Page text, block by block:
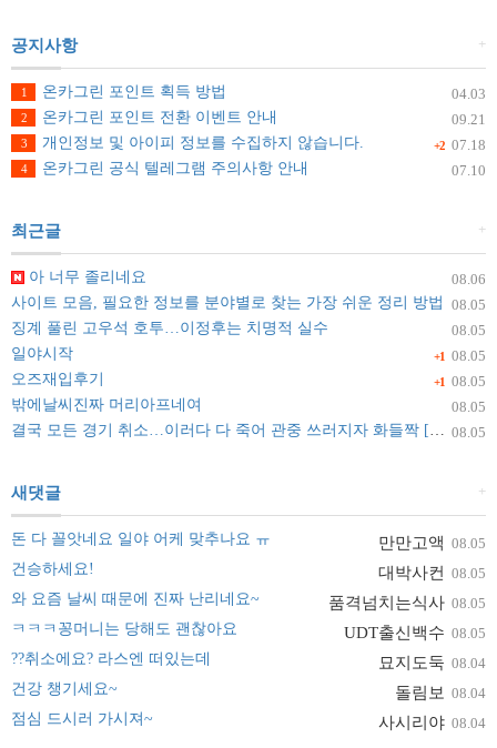
+
공지사항
04.03
1
온카그린 포인트 획득 방법
09.21
2 온카그린 포인트 전환 이벤트 안내
+2 07.18
3
개인정보 및 아이피 정보를 수집하지 않습니다.
07.10
4 온카그린 공식 텔레그램 주의사항 안내
+
최근글
08.06
아 너무 졸리네요
08.05
사이트 모음, 필요한 정보를 분야별로 찾는 가장 쉬운 정리 방법
08.05
징계 풀린 고우석 호투…이정후는 치명적 실수
+1 08.05
일야시작
+1 08.05
오즈재입후기
08.05
밖에날씨진짜 머리아프네여
08.05
결국 모든 경기 취소…이러다 다 죽어 관중 쓰러지자 화들짝 [자막뉴스]
+
새댓글
만만고액 08.05
돈 다 꼴앗네요 일야 어케 맞추나요 ㅠ
대박사컨 08.05
건승하세요!
품격넘치는식사 08.05
와 요즘 날씨 때문에 진짜 난리네요~
UDT출신백수 08.05
ㅋㅋㅋ꽁머니는 당해도 괜찮아요
묘지도둑 08.04
??취소에요? 라스엔 떠있는데
돌림보 08.04
건강 챙기세요~
사시리야 08.04
점심 드시러 가시져~